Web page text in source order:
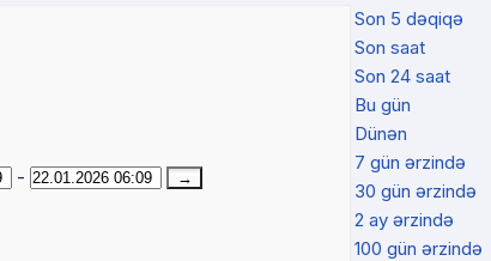
-
Son 5 dəqiqə
Son saat
Son 24 saat
Bu gün
Dünən
7 gün ərzində
30 gün ərzində
2 ay ərzində
100 gün ərzində